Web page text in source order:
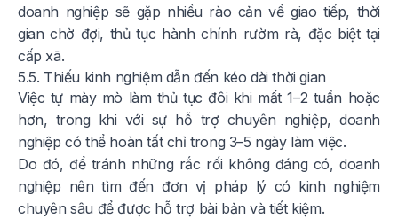
doanh nghiệp sẽ gặp nhiều rào cản về giao tiếp, thời
gian chờ đợi, thủ tục hành chính rườm rà, đặc biệt tại
cấp xã.
5.5. Thiếu kinh nghiệm dẫn đến kéo dài thời gian
Việc tự mày mò làm thủ tục đôi khi mất 1–2 tuần hoặc
hơn, trong khi với sự hỗ trợ chuyên nghiệp, doanh
nghiệp có thể hoàn tất chỉ trong 3–5 ngày làm việc.
Do đó, để tránh những rắc rối không đáng có, doanh
nghiệp nên tìm đến đơn vị pháp lý có kinh nghiệm
chuyên sâu để được hỗ trợ bài bản và tiết kiệm.